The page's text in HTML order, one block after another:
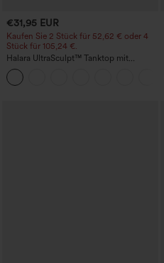
€31,95 EUR
Kaufen Sie 2 Stück für 52,62 € oder 4
Stück für 105,24 €.
Halara UltraSculpt™ Tanktop mit
Rundhalsausschnitt und
geschwungenem Saum